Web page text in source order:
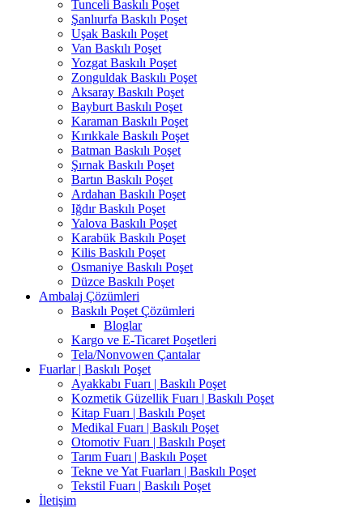
Tunceli Baskılı Poşet
Şanlıurfa Baskılı Poşet
Uşak Baskılı Poşet
Van Baskılı Poşet
Yozgat Baskılı Poşet
Zonguldak Baskılı Poşet
Aksaray Baskılı Poşet
Bayburt Baskılı Poşet
Karaman Baskılı Poşet
Kırıkkale Baskılı Poşet
Batman Baskılı Poşet
Şırnak Baskılı Poşet
Bartın Baskılı Poşet
Ardahan Baskılı Poşet
Iğdır Baskılı Poşet
Yalova Baskılı Poşet
Karabük Baskılı Poşet
Kilis Baskılı Poşet
Osmaniye Baskılı Poşet
Düzce Baskılı Poşet
Ambalaj Çözümleri
Baskılı Poşet Çözümleri
Bloglar
Kargo ve E-Ticaret Poşetleri
Tela/Nonvowen Çantalar
Fuarlar | Baskılı Poşet
Ayakkabı Fuarı | Baskılı Poşet
Kozmetik Güzellik Fuarı | Baskılı Poşet
Kitap Fuarı | Baskılı Poşet
Medikal Fuarı | Baskılı Poşet
Otomotiv Fuarı | Baskılı Poşet
Tarım Fuarı | Baskılı Poşet
Tekne ve Yat Fuarları | Baskılı Poşet
Tekstil Fuarı | Baskılı Poşet
İletişim